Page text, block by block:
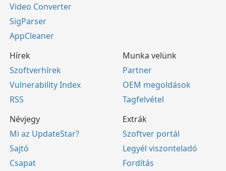
Video Converter
SigParser
AppCleaner
Hírek
Szoftverhírek
Vulnerability Index
RSS
Munka velünk
Partner
OEM megoldások
Tagfelvétel
Névjegy
Mi az UpdateStar?
Sajtó
Csapat
Extrák
Szoftver portál
Legyél viszonteladó
Fordítás